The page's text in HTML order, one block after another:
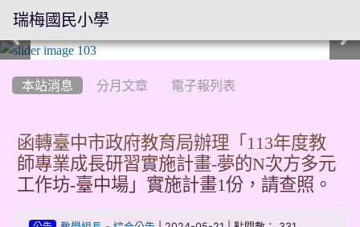
本站消息 分月文章 電子報列表
函轉臺中市政府教育局辦理「113年度教
師專業成長研習實施計畫-夢的N次方多元
工作坊-臺中場」實施計畫1份，請查照。
瑞梅國民小學